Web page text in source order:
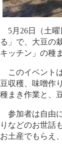
5月26日（土曜
る」で、大豆の
キッチン」の種
このイベント
豆収穫、味噌作
種まき作業と、
参加者は自由
りなどのお世話
お土産でもらえ